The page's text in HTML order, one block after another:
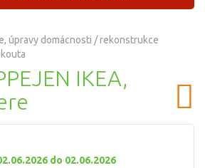
úpravy domácnosti / rekonstrukce
IKEA,
do 02.06.2026